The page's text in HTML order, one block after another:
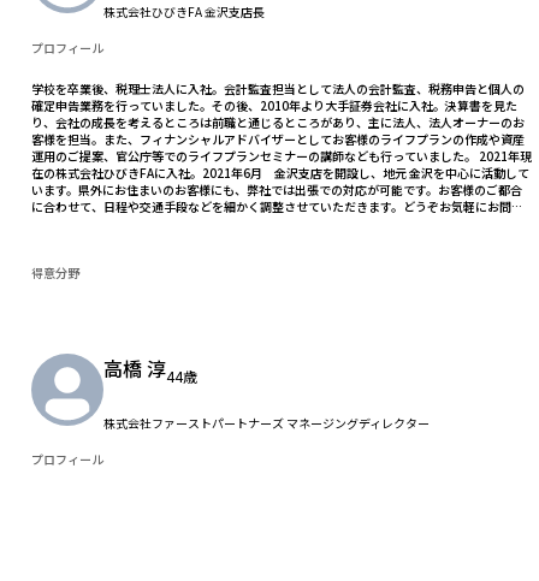
株式会社ひびきFA 金沢支店長
プロフィール
学校を卒業後、税理士法人に入社。会計監査担当として法人の会計監査、税務申告と個人の
確定申告業務を行っていました。その後、2010年より大手証券会社に入社。決算書を見た
り、会社の成長を考えるところは前職と通じるところがあり、主に法人、法人オーナーのお
客様を担当。また、フィナンシャルアドバイザーとしてお客様のライフプランの作成や資産
運用のご提案、官公庁等でのライフプランセミナーの講師なども行っていました。 2021年現
在の株式会社ひびきFAに入社。2021年6月 金沢支店を開設し、地元 金沢を中心に活動して
います。県外にお住まいのお客様にも、弊社では出張での対応が可能です。お客様のご都合
に合わせて、日程や交通手段などを細かく調整させていただきます。どうぞお気軽にお問い
得意分野
高橋 淳44歳
株式会社ファーストパートナーズ マネージングディレクター
プロフィール